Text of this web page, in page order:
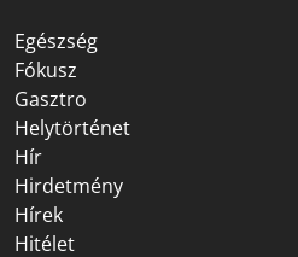
Egészség
Fókusz
Gasztro
Helytörténet
Hír
Hirdetmény
Hírek
Hitélet